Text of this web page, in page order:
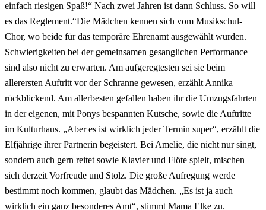
einfach riesigen Spaß!“ Nach zwei Jahren ist dann Schluss. So will
es das Reglement.“Die Mädchen kennen sich vom Musikschul-
Chor, wo beide für das temporäre Ehrenamt ausgewählt wurden.
Schwierigkeiten bei der gemeinsamen gesanglichen Performance
sind also nicht zu erwarten. Am aufgeregtesten sei sie beim
allerersten Auftritt vor der Schranne gewesen, erzählt Annika
rückblickend. Am allerbesten gefallen haben ihr die Umzugsfahrten
in der eigenen, mit Ponys bespannten Kutsche, sowie die Auftritte
im Kulturhaus. „Aber es ist wirklich jeder Termin super“, erzählt die
Elfjährige ihrer Partnerin begeistert. Bei Amelie, die nicht nur singt,
sondern auch gern reitet sowie Klavier und Flöte spielt, mischen
sich derzeit Vorfreude und Stolz. Die große Aufregung werde
bestimmt noch kommen, glaubt das Mädchen. „Es ist ja auch
wirklich ein ganz besonderes Amt“, stimmt Mama Elke zu.